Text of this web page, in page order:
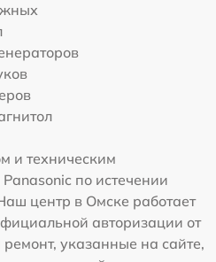
и техническим
по истечении
центр в Омске работает
авторизации от
указанные на сайте,